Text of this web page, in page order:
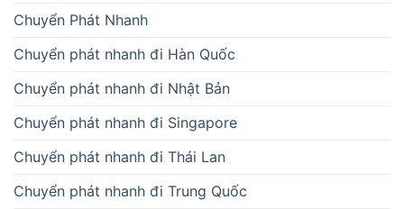
Chuyển Phát Nhanh
Chuyển phát nhanh đi Hàn Quốc
Chuyển phát nhanh đi Nhật Bản
Chuyển phát nhanh đi Singapore
Chuyển phát nhanh đi Thái Lan
Chuyển phát nhanh đi Trung Quốc